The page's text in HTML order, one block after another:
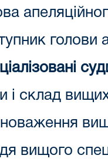
голови
і склад
вищого